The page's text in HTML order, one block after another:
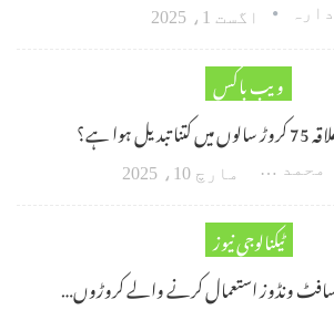
اگست 1، 2025
ویب باکس
ہے؟
رانا محمد امین اکبر مارچ 10، 2025
ٹیکنالوجی نیوز
ونڈوز استعمال کرنے والے کروڑوں…